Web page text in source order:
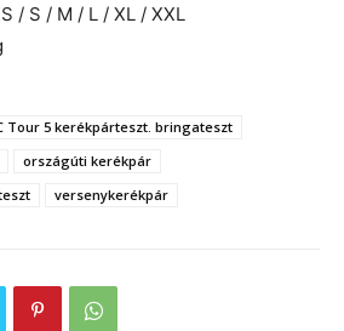
/ S / M / L / XL / XXL
Tour 5 kerékpárteszt. bringateszt
országúti kerékpár
versenykerékpár